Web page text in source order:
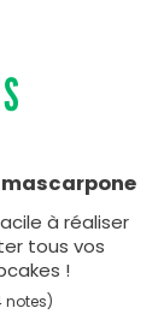
à réaliser
tous vos
!
notes)